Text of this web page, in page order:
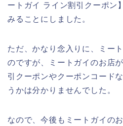
ートガイ ライン割引クーポン
みることにしました。
ただ、かなり念入りに、ミー
のですが、ミートガイのお店
引クーポンやクーポンコード
うかは分かりませんでした。
なので、今後もミートガイの